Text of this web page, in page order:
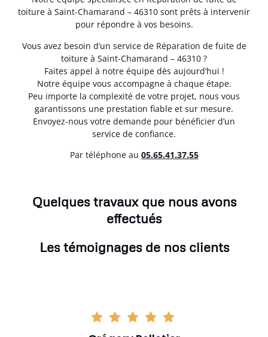
toiture à Saint-Chamarand – 46310 sont prêts à intervenir
pour répondre à vos besoins.
Vous avez besoin d’un service de Réparation de fuite de
toiture à Saint-Chamarand – 46310 ?
Faites appel à notre équipe dès aujourd’hui !
Notre équipe vous accompagne à chaque étape.
Peu importe la complexité de votre projet, nous vous
garantissons une prestation fiable et sur mesure.
Envoyez-nous votre demande pour bénéficier d’un
service de confiance.
Par téléphone au 05.65.41.37.55
Quelques travaux que nous avons
effectués
Les témoignages de nos clients